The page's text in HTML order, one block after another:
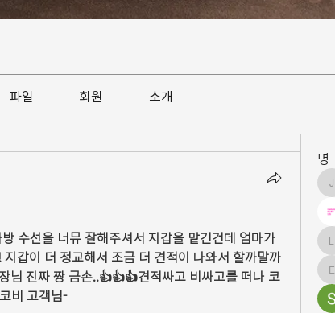
파일 회원 소개
수선을 너뮤 잘해주셔서 지갑을 맡긴건데 엄마가
갑이 더 정교해서 조금 더 견적이 나와서 할까말까
님 진짜 짱 금손..👍👍👍견적싸고 비싸고를 떠나 코
비 고객님-
명